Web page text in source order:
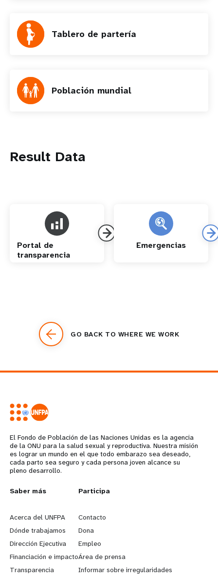
Tablero de partería
Población mundial
Result Data
Portal de
transparencia
Emergencias
GO BACK TO WHERE WE WORK
El Fondo de Población de las Naciones Unidas es la agencia
de la ONU para la salud sexual y reproductiva. Nuestra misión
es lograr un mundo en el que todo embarazo sea deseado,
cada parto sea seguro y cada persona joven alcance su
pleno desarrollo.
L
e
a
r
n
Saber más
Acerca del UNFPA
Dónde trabajamos
Dirección Ejecutiva
Financiación e impacto
Transparencia
G
o
b
e
y
Participa
Contacto
Dona
Empleo
Área de prensa
Informar sobre irregularidades